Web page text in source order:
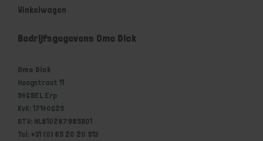
Winkelwagen
Bedrijfsgegevens Ome Dick
Ome Dick
Hoogstraat 11
5469EL Erp
KvK: 17140625
BTW: NL810287985B01
Tel: +31 (0) 85 20 20 913